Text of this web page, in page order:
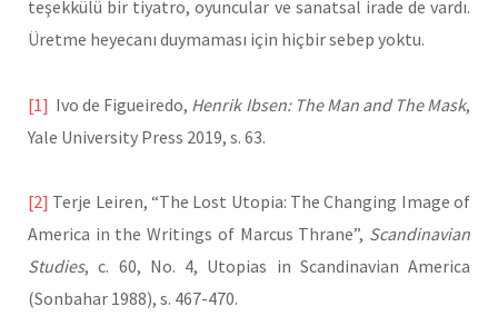
teşekkülü bir tiyatro, oyuncular ve sanatsal irade de vardı.
Üretme heyecanı duymaması için hiçbir sebep yoktu.
[1] Ivo de Figueiredo, Henrik Ibsen: The Man and The Mask,
Yale University Press 2019, s. 63.
[2] Terje Leiren, “The Lost Utopia: The Changing Image of
America in the Writings of Marcus Thrane”, Scandinavian
Studies, c. 60, No. 4, Utopias in Scandinavian America
(Sonbahar 1988), s. 467-470.